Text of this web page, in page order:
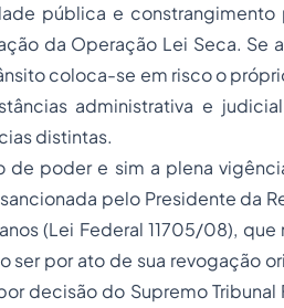
pública e constrangimento
da Operação Lei Seca. Se
coloca-se em risco o
administrativa e
distintas.
de poder e sim a plena
pelo Presidente da
(Lei Federal 11705/08),
ser por ato de sua revogação
decisão do Supremo